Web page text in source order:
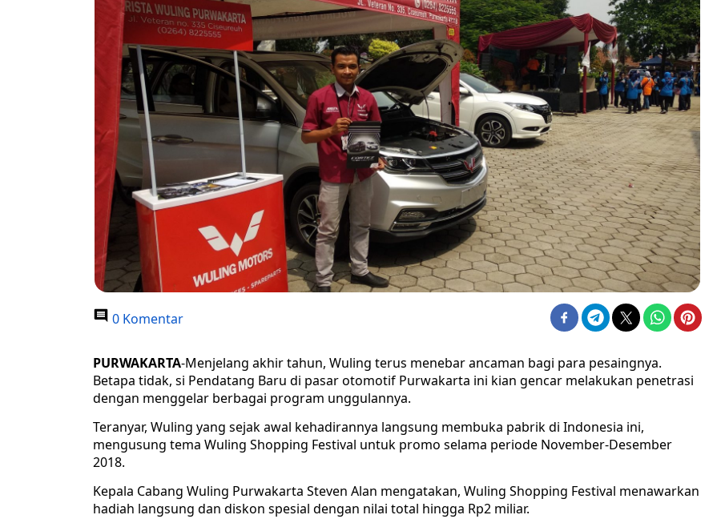
0 Komentar
PURWAKARTA-Menjelang akhir tahun, Wuling terus menebar ancaman bagi para pesaingnya.
Betapa tidak, si Pendatang Baru di pasar otomotif Purwakarta ini kian gencar melakukan penetrasi
dengan menggelar berbagai program unggulannya.
Teranyar, Wuling yang sejak awal kehadirannya langsung membuka pabrik di Indonesia ini,
mengusung tema Wuling Shopping Festival untuk promo selama periode November-Desember
2018.
Kepala Cabang Wuling Purwakarta Steven Alan mengatakan, Wuling Shopping Festival menawarkan
hadiah langsung dan diskon spesial dengan nilai total hingga Rp2 miliar.